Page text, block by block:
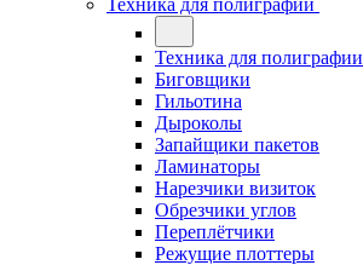
Техника для полиграфии
Техника для полиграфии
Биговщики
Гильотина
Дыроколы
Запайщики пакетов
Ламинаторы
Нарезчики визиток
Обрезчики углов
Переплётчики
Режущие плоттеры